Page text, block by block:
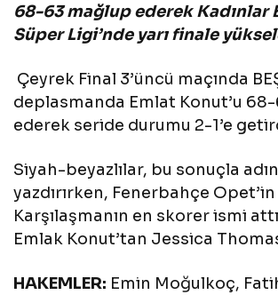
68-63 mağlup ederek Kadınlar
Süper Ligi’nde yarı finale
Çeyrek Final 3’üncü maçında
deplasmanda Emlat Konut’u
ederek seride durumu 2-1’e
Siyah-beyazlılar, bu sonuçla
yazdırırken, Fenerbahçe
Karşılaşmanın en skorer ismi
Emlak Konut’tan Jessica
HAKEMLER: Emin Moğulkoç,